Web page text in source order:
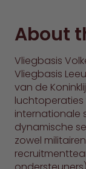
About
Vliegbasis
Vliegbasis
van de
luchtoperaties
internationale
dynamische
zowel